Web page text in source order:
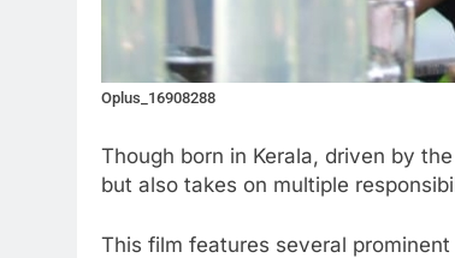
Oplus_16908288
Though born in Kerala, driven by
but also takes on multiple
This film features several